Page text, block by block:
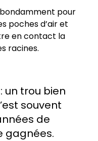
pour
poches d’air et
en contact la
racines.
un trou bien
souvent
de
gagnées.